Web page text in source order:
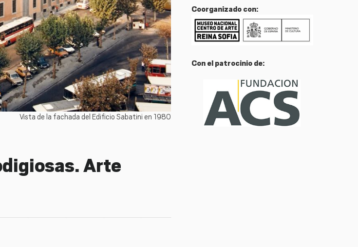
Vista de la fachada del Edificio Sabatini en 1980
Arte
Coorganizado con:
Con el patrocinio de: